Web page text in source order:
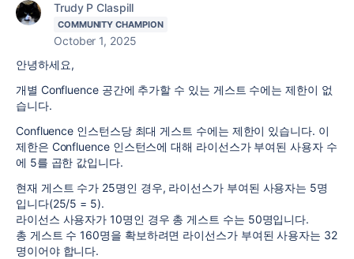
Trudy P Claspill
COMMUNITY CHAMPION
October 1, 2025
안녕하세요,
개별 Confluence 공간에 추가할 수 있는 게스트 수에는 제한이 없
습니다.
Confluence 인스턴스당 최대 게스트 수에는 제한이 있습니다. 이
제한은 Confluence 인스턴스에 대해 라이선스가 부여된 사용자 수
에 5를 곱한 값입니다.
현재 게스트 수가 25명인 경우, 라이선스가 부여된 사용자는 5명
입니다(25/5 = 5).
라이선스 사용자가 10명인 경우 총 게스트 수는 50명입니다.
총 게스트 수 160명을 확보하려면 라이선스가 부여된 사용자는 32
명이어야 합니다.